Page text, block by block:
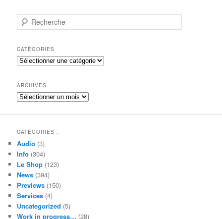
e
h
e
r
h
e
CATÉGORIES
Catégories
ARCHIVES
Archives
CATÉGORIES :
Audio (3)
Info (304)
Le Shop (123)
News (394)
Previews (150)
Services (4)
Uncategorized (5)
Work in progress… (28)